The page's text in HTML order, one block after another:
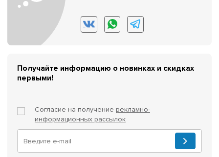
Получайте информацию о новинках и скидках
первыми!
Согласие на получение рекламно-
информационных рассылок